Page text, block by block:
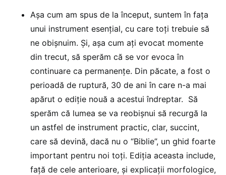
Așa cum am spus de la început, suntem în fața
unui instrument esențial, cu care toți trebuie să
ne obișnuim. Și, așa cum ați evocat momente
din trecut, să sperăm că se vor evoca în
continuare ca permanențe. Din păcate, a fost o
perioadă de ruptură, 30 de ani în care n-a mai
apărut o ediție nouă a acestui îndreptar. Să
sperăm că lumea se va reobișnui să recurgă la
un astfel de instrument practic, clar, succint,
care să devină, dacă nu o “Biblie”, un ghid foarte
important pentru noi toți. Ediția aceasta include,
față de cele anterioare, și explicații morfologice,